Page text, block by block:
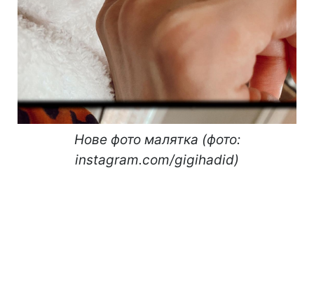
Нове фото малятка (фото:
instagram.com/gigihadid)